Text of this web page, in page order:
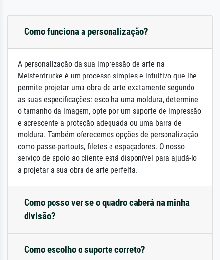
Como funciona a personalização?
A personalização da sua impressão de arte na
Meisterdrucke é um processo simples e intuitivo que lhe
permite projetar uma obra de arte exatamente segundo
as suas especificações: escolha uma moldura, determine
o tamanho da imagem, opte por um suporte de impressão
e acrescente a proteção adequada ou uma barra de
moldura. Também oferecemos opções de personalização
como passe-partouts, filetes e espaçadores. O nosso
serviço de apoio ao cliente está disponível para ajudá-lo
a projetar a sua obra de arte perfeita.
Como posso ver se o quadro caberá na minha
divisão?
Como escolho o suporte correto?